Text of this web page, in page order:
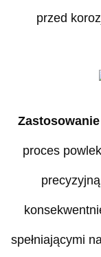
przed
proces
spełniającymi